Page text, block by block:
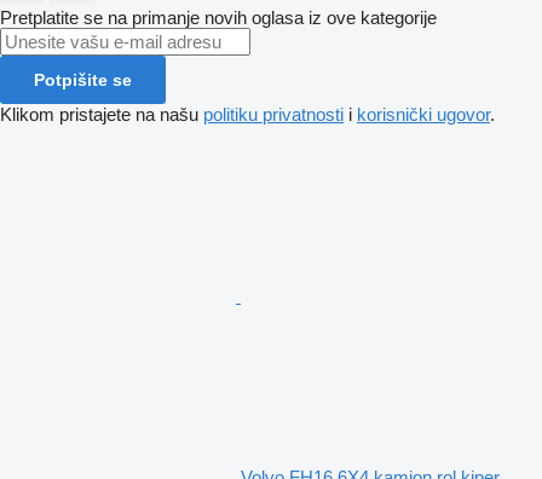
Pretplatite se na primanje novih oglasa iz ove kategorije
Potpišite se
Klikom pristajete na našu politiku privatnosti i korisnički ugovor.